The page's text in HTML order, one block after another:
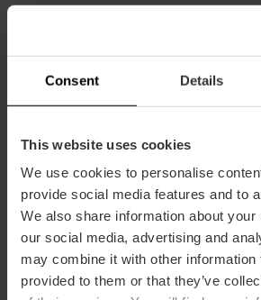
Consent Details
This website uses cookies
We use cookies to personalise
provide social media features and to
We also share information about
our social media, advertising and
may combine it with other information
provided to them or that they’ve
En València la corriente es de
con enchufes de dos clavijas
Los viajeros del Reino Unido o EE.
adaptador, y en el caso de EE. UU.,
disponibles en tiendas y aeropuertos.
Información de roaming
En València, el roaming gratuito
de la UE (y Noruega, Islandia y